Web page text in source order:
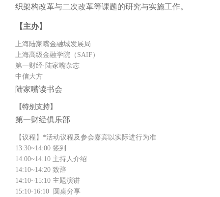
织架构改革与二次改革等课题的研究与实施工作。
【主办】
上海陆家嘴金融城发展局
上海高级金融学院（SAIF）
第一财经·陆家嘴杂志
中信大方
陆家嘴读书会
【特别支持】
第一财经俱乐部
【议程】*活动议程及参会嘉宾以实际进行为准
13:30~14:00 签到
14:00~14:10 主持人介绍
14:10~14:20 致辞
14:10~15:10 主题演讲
15:10-16:10 圆桌分享